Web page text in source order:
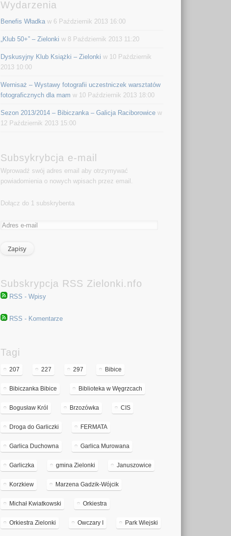
Wydarzenia
Benefis Władka w 6 Październik 2013 16:00
„Klub 50+” – Zielonki w 8 Październik 2013 11:20
Dyskusyjny Klub Książki – Zielonki w 10 Październik
2013 10:00
Wernisaż – Wystawy fotografii uczestniczek warsztatów
fotograficznych dla mam w 10 Październik 2013 18:00
Sezon 2013/2014 – Bibiczanka – Galicja Raciborowice w
12 Październik 2013 15:00
Subsykrybcja e-mail
Wprowadź swój adres email aby otrzymywać
powiadomienia o nowych wpisach przez email.
Dołącz do 1 subskrybenta
Subskrypcja RSS Zielonki.nfo
RSS - Wpisy
RSS - Komentarze
Tagi
207 227 297 Bibice
Bibiczanka Bibice Biblioteka w Węgrzcach
Bogusław Król Brzozówka CIS
Droga do Garliczki FERMATA
Garlica Duchowna Garlica Murowana
Garliczka gmina Zielonki Januszowice
Korzkiew Marzena Gadzik-Wójcik
Michał Kwiatkowski Orkiestra
Orkiestra Zielonki Owczary I Park Wiejski